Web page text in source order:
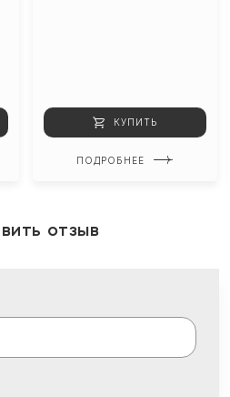
КУПИТЬ
ПОДРОБНЕЕ
отзыв